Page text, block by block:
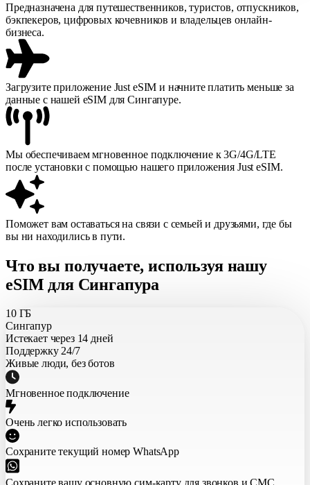
Предназначена для путешественников, туристов, отпускников,
бэкпекеров, цифровых кочевников и владельцев онлайн-
бизнеса.
Загрузите приложение Just eSIM и начните платить меньше за
данные с нашей eSIM для Сингапуре.
Мы обеспечиваем мгновенное подключение к 3G/4G/LTE
после установки с помощью нашего приложения Just eSIM.
Поможет вам оставаться на связи с семьей и друзьями, где бы
вы ни находились в пути.
Что вы получаете, используя нашу
eSIM для Сингапура
10 ГБ
Сингапур
Истекает через 14 дней
Поддержку 24/7
Живые люди, без ботов
Мгновенное подключение
Очень легко использовать
Сохраните текущий номер WhatsApp